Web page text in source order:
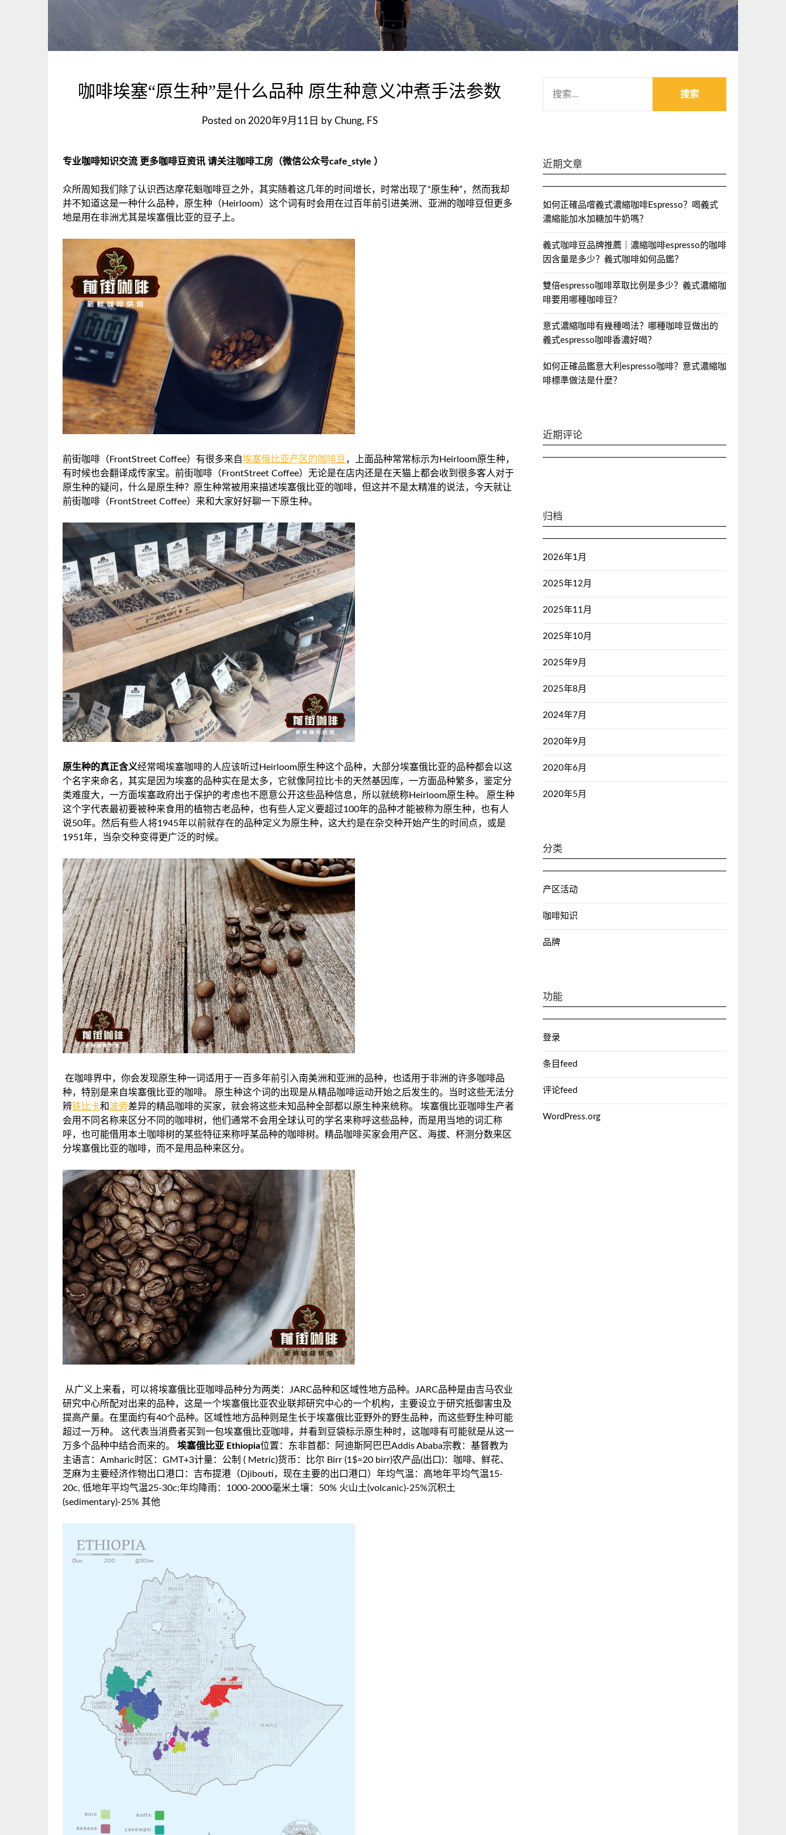
咖啡埃塞“原生种”是什么品种 原生种意义冲煮手法参数
Posted on 2020年9月11日 by Chung, FS
专业咖啡知识交流 更多咖啡豆资讯 请关注咖啡工房（微信公众号cafe_style ）
众所周知我们除了认识西达摩花魁咖啡豆之外，其实随着这几年的时间增长，时常出现了“原生种”，然而我却
并不知道这是一种什么品种，原生种（Heirloom）这个词有时会用在过百年前引进美洲、亚洲的咖啡豆但更多
地是用在非洲尤其是埃塞俄比亚的豆子上。
前街咖啡（FrontStreet Coffee）有很多来自埃塞俄比亚产区的咖啡豆 ，上面品种常常标示为Heirloom原生种，
有时候也会翻译成传家宝。前街咖啡（FrontStreet Coffee）无论是在店内还是在天猫上都会收到很多客人对于
原生种的疑问，什么是原生种？原生种常被用来描述埃塞俄比亚的咖啡，但这并不是太精准的说法，今天就让
前街咖啡（FrontStreet Coffee）来和大家好好聊一下原生种。
原生种的真正含义经常喝埃塞咖啡的人应该听过Heirloom原生种这个品种，大部分埃塞俄比亚的品种都会以这
个名字来命名，其实是因为埃塞的品种实在是太多，它就像阿拉比卡的天然基因库，一方面品种繁多，鉴定分
类难度大，一方面埃塞政府出于保护的考虑也不愿意公开这些品种信息，所以就统称Heirloom原生种。 原生种
这个字代表最初要被种来食用的植物古老品种，也有些人定义要超过100年的品种才能被称为原生种，也有人
说50年。然后有些人将1945年以前就存在的品种定义为原生种，这大约是在杂交种开始产生的时间点，或是
1951年，当杂交种变得更广泛的时候。
在咖啡界中，你会发现原生种一词适用于一百多年前引入南美洲和亚洲的品种，也适用于非洲的许多咖啡品
种，特别是来自埃塞俄比亚的咖啡。 原生种这个词的出现是从精品咖啡运动开始之后发生的。当时这些无法分
辨铁比卡和波旁差异的精品咖啡的买家，就会将这些未知品种全部都以原生种来统称。 埃塞俄比亚咖啡生产者
会用不同名称来区分不同的咖啡树，他们通常不会用全球认可的学名来称呼这些品种，而是用当地的词汇称
呼，也可能借用本土咖啡树的某些特征来称呼某品种的咖啡树。精品咖啡买家会用产区、海拔、杯测分数来区
分埃塞俄比亚的咖啡，而不是用品种来区分。
从广义上来看，可以将埃塞俄比亚咖啡品种分为两类：JARC品种和区域性地方品种。JARC品种是由吉马农业
研究中心所配对出来的品种，这是一个埃塞俄比亚农业联邦研究中心的一个机构，主要设立于研究抵御害虫及
提高产量。在里面约有40个品种。区域性地方品种则是生长于埃塞俄比亚野外的野生品种，而这些野生种可能
超过一万种。 这代表当消费者买到一包埃塞俄比亚咖啡，并看到豆袋标示原生种时，这咖啡有可能就是从这一
万多个品种中结合而来的。 埃塞俄比亚 Ethiopia位置：东非首都：阿迪斯阿巴巴Addis Ababa宗教：基督教为
主语言：Amharic时区：GMT+3计量：公制 ( Metric)货币：比尔 Birr (1$≈20 birr)农产品(出口)：咖啡、鲜花、
芝麻为主要经济作物出口港口：吉布提港（Djibouti，现在主要的出口港口）年均气温：高地年平均气温15-
20c, 低地年平均气温25-30c;年均降雨：1000-2000毫米土壤：50% 火山土(volcanic)-25%沉积土
(sedimentary)-25% 其他
索：
近期文章
如何正確品嚐義式濃縮咖啡Espresso？喝義式
濃縮能加水加糖加牛奶嗎？
義式咖啡豆品牌推薦｜濃縮咖啡espresso的咖啡
因含量是多少？義式咖啡如何品鑑？
雙倍espresso咖啡萃取比例是多少？義式濃縮咖
啡要用哪種咖啡豆？
意式濃縮咖啡有幾種喝法？哪種咖啡豆做出的
義式espresso咖啡香濃好喝？
如何正確品鑑意大利espresso咖啡？意式濃縮咖
啡標準做法是什麼？
近期评论
归档
2026年1月
2025年12月
2025年11月
2025年10月
2025年9月
2025年8月
2024年7月
2020年9月
2020年6月
2020年5月
分类
产区活动
咖啡知识
品牌
功能
登录
条目feed
评论feed
WordPress.org